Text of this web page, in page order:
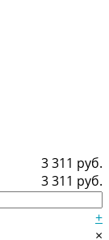
3 311 руб.
3 311 руб.
+
×